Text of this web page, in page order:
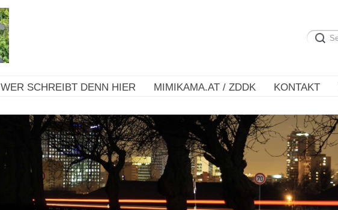
WER SCHREIBT DENN HIER MIMIKAMA.AT / ZDDK KONTAKT